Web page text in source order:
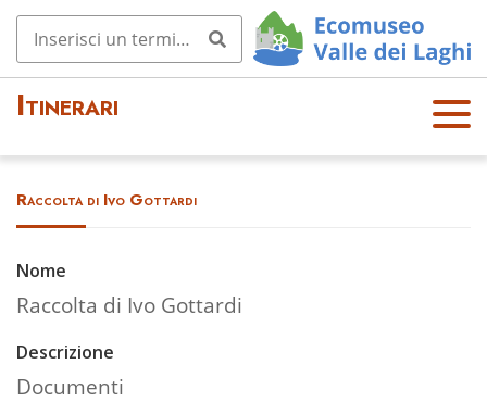
Itinerari
OPE
N
Raccolta di Ivo Gottardi
Nome
Raccolta di Ivo Gottardi
Descrizione
Documenti